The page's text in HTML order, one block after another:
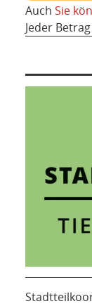
Auch Sie
Jeder